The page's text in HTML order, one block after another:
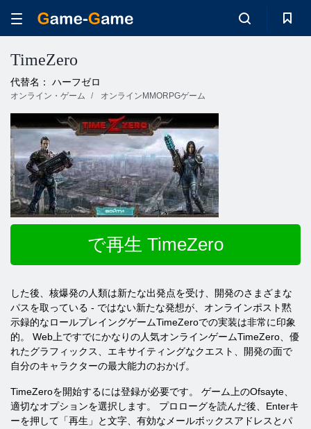
TimeZero
代替名： ハーフゼロ
オンライン・ゲーム オンラインMMORPGゲーム
で再生 TimeZero
した後、核爆発の人類は新たな出発点を受け、開発のさまざまな
パスを取っている - ではない新たな発想が、オンラインポスト黙
示録的なロールプレイングゲームTimeZeroでの実装は非常に印象
的。 Web上ですでにかなりの人気オンラインゲームTimeZero、優
れたグラフィックス、エキサイティングなクエスト、開発の面で
自分のキャラクターの最大能力のおかげ。
TimeZeroを開始するには登録が必要です。 ゲーム上のOfsayte、
適切なオプションを選択します。 プロローグを読んだ後、Enterキ
ーを押して「再生」と文字、有効なメールボックスアドレスとパ